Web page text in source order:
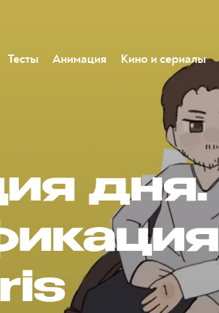
Тесты Анимация Кино и сериалы
дня.